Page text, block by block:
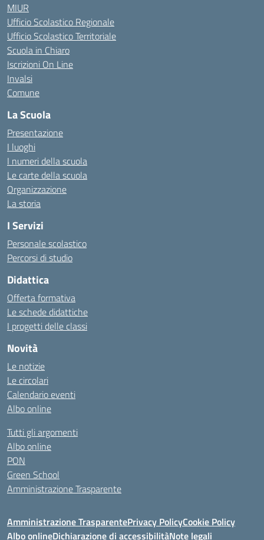
MIUR
Ufficio Scolastico Regionale
Ufficio Scolastico Territoriale
Scuola in Chiaro
Iscrizioni On Line
Invalsi
Comune
La Scuola
Presentazione
I luoghi
I numeri della scuola
Le carte della scuola
Organizzazione
La storia
I Servizi
Personale scolastico
Percorsi di studio
Didattica
Offerta formativa
Le schede didattiche
I progetti delle classi
Novità
Le notizie
Le circolari
Calendario eventi
Albo online
Tutti gli argomenti
Albo online
PON
Green School
Amministrazione Trasparente
Amministrazione TrasparentePrivacy PolicyCookie Policy
Albo onlineDichiarazione di accessibilitàNote legali